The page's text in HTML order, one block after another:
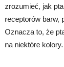
zrozumieć, jak
receptorów barw,
Oznacza to, że
na niektóre kolory.